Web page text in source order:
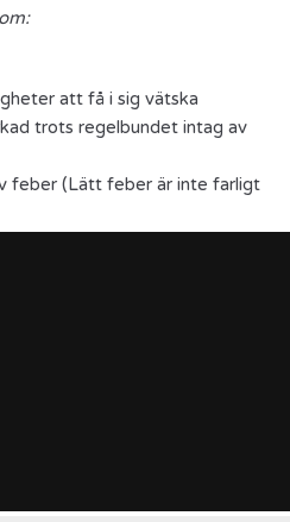
att få i sig vätska
trots regelbundet intag av
feber (Lätt feber är inte farligt